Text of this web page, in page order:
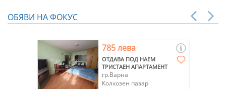
ОБЯВИ НА ФОКУС
785 лева
ОТДАВА ПОД НАЕМ
ТРИСТАЕН АПАРТАМЕНТ
гр.Варна
Колхозен пазар